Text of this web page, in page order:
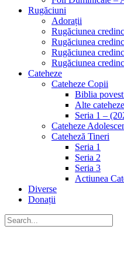
Rugăciuni
Adorații
Rugăciunea
Rugăciunea
Rugăciunea
Rugăciunea
Cateheze
Cateheze Copii
Biblia
Alte
Seria 1 –
Cateheze
Cateheză Tineri
Seria 1
Seria 2
Seria 3
Actiunea
Diverse
Donații